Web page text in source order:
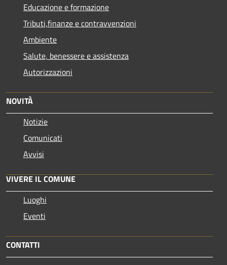
Educazione e formazione
Tributi,finanze e contravvenzioni
Ambiente
Salute, benessere e assistenza
Autorizzazioni
NOVITÀ
Notizie
Comunicati
Avvisi
VIVERE IL COMUNE
Luoghi
Eventi
CONTATTI